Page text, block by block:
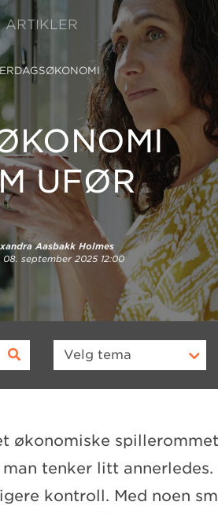
ARTIKLER
UFØR
Aasbakk Holmes
08. september 2025 12:00
Velg tema
økonomiske
tenker litt annerledes.
kontroll. Med noen